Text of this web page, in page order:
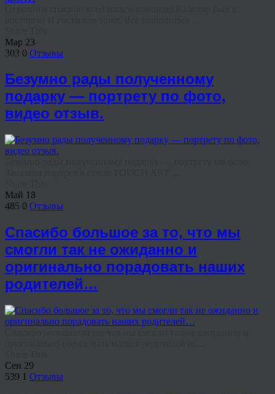
Мар 23
303 0 Отзывы
Безумно рады полученному
подарку — портрету по фото,
видео отзыв.
Май 18
485 0 Отзывы
Спасибо большое за то, что мы
смогли так не ожиданно и
оригинально порадовать наших
родителей…
Сен 29
539 1 Отзывы